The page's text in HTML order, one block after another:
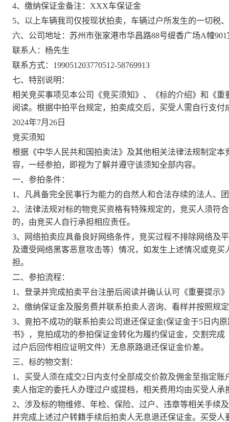
4、 缴纳保证金备注： XXX车保证金
5、以上车辆我司仅按现状拍卖， 车辆过户所发生的一切税
六、 公司地址： 苏州市张家港市华昌路88号缇香广场A幢901
联系人： 杨先生
联系方式： 199051203770512-58769913
七、 特别说明：
相关竞买事项见本公司《竞买须知》、《标的介绍》和《
阅读。 根据中拍平台规定，拍卖成交后，买受人需自行支付
2024年7月 26 日
竞买须知
根据《中华人民共和国拍卖法》及其他相关法律法规制定
容，一经参拍，即视为了解并遵守该须知全部内容。
一、参拍条件：
1、凡具备完全民事行为能力的自然人和合法存续的法人、
2、法律法规对标的物竞买资格有特殊规定的，竞买人须符
的，由竞买人自行承担相应责任。
3、网络拍卖应具备良好网络条件，竞买过程不排除网络及
及遭受网络黑客恶意攻击等）情况，如发生上述情况或竞
担。
二、参拍流程：
1、登录并完成拍卖平台注册后阅读并确认认可《重要提示
2、缴纳保证金及服务费并联系拍卖人咨询、看样并按照规
3、竟拍不成功的联系拍卖公司退还保证金(保证金于5日内
书》，竞拍成功的参拍保证金转化为履约保证金，交割完
过户后回传相应证明文件）无息原路退还保证金价差。
三、标的物交割：
1、买受人须在成交2日内支付全部成交价款及佣金至指定
卖人指定的委托人办理过户或提档，相关费用均由买受人承
2、涉及标的物维修、年检、保险、过户、违章等相关手续
并完成上述过户转籍手续后拍卖人无息退还保证金。买受